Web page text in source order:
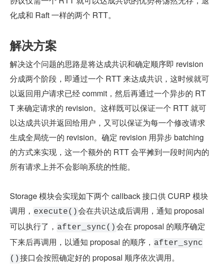
化成和 Raft 一样的两个 RTT。
解决方案
解决这个问题的思路是将达成共识和确定顺序即 revision
分成两个阶段，即通过一个 RTT 来达成共识，这时候就可
以返回用户请求已经 commit，然后再通过一个异步的 RT
T 来确定请求的 revision。这样既可以保证一个 RTT 就可
以达成共识并返回给用户，又可以保证为每一个修改请求
生成全局统一的 revision。确定 revision 用异步 batching
的方式来实现，这一个额外的 RTT 会平摊到一段时间内的
所有请求上并不会影响系统的性能。
Storage 模块会实现如下两个 callback 接口供 CURP 模块
调用， execute() 会在共识达成后调用，通知 proposal
可以执行了， after_sync() 会在 proposal 的顺序确定
下来后再调用，以通知 proposal 的顺序， after_sync
() 接口会按照确定好的 proposal 顺序依次调用。